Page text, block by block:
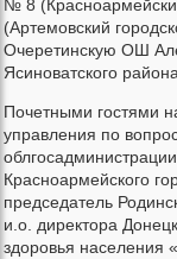
№ 8
(Артемовский
Очеретинскую ОШ
Ясиноватского района.
Почетными гостями
управления по
Красноармейского
председатель
и.о. директора
здоровья населения